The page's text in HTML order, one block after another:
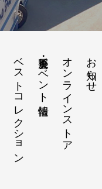
お知らせ
オンラインストア
展覧会・イベント情報
ベストコレクション